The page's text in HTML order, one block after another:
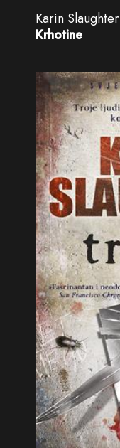
Karin Slaughter
Krhotine